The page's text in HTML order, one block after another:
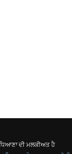
ਦੀ ਮਲਕੀਅਤ ਹੈ